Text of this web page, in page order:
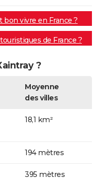
bon vivre en France ?
de France ?
?
Moyenne
des villes
18,1 km²
194 mètres
395 mètres